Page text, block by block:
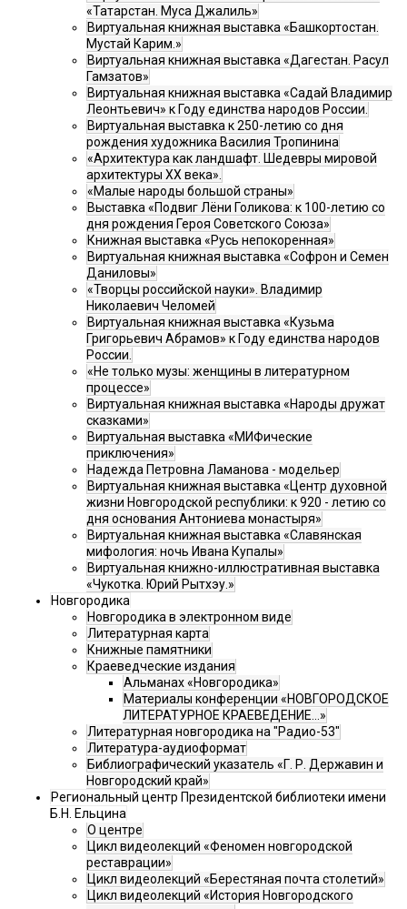
«Татарстан. Муса Джалиль»
Виртуальная книжная выставка «Башкортостан.
Мустай Карим.»
Виртуальная книжная выставка «Дагестан. Расул
Гамзатов»
Виртуальная книжная выставка «Садай Владимир
Леонтьевич» к Году единства народов России.
Виртуальная выставка к 250-летию со дня
рождения художника Василия Тропинина
«Архитектура как ландшафт. Шедевры мировой
архитектуры XX века».
«Малые народы большой страны»
Выставка «Подвиг Лёни Голикова: к 100-летию со
дня рождения Героя Советского Союза»
Книжная выставка «Русь непокоренная»
Виртуальная книжная выставка «Софрон и Семен
Даниловы»
«Творцы российской науки». Владимир
Николаевич Челомей
Виртуальная книжная выставка «Кузьма
Григорьевич Абрамов» к Году единства народов
России.
«Не только музы: женщины в литературном
процессе»
Виртуальная книжная выставка «Народы дружат
сказками»
Виртуальная выставка «МИФические
приключения»
Надежда Петровна Ламанова - модельер
Виртуальная книжная выставка «Центр духовной
жизни Новгородской республики: к 920 - летию со
дня основания Антониева монастыря»
Виртуальная книжная выставка «Славянская
мифология: ночь Ивана Купалы»
Виртуальная книжно-иллюстративная выставка
«Чукотка. Юрий Рытхэу.»
Новгородика
Новгородика в электронном виде
Литературная карта
Книжные памятники
Краеведческие издания
Альманах «Новгородика»
Материалы конференции «НОВГОРОДСКОЕ
ЛИТЕРАТУРНОЕ КРАЕВЕДЕНИЕ...»
Литературная новгородика на "Радио-53"
Литература-аудиоформат
Библиографический указатель «Г. Р. Державин и
Новгородский край»
Региональный центр Президентской библиотеки имени
Б.Н. Ельцина
О центре
Цикл видеолекций «Феномен новгородской
реставрации»
Цикл видеолекций «Берестяная почта столетий»
Цикл видеолекций «История Новгородского